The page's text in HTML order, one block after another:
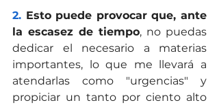
2. Esto puede provocar que, ante
la escasez de tiempo, no puedas
dedicar el necesario a materias
importantes, lo que me llevará a
atendarlas como "urgencias" y
propiciar un tanto por ciento alto